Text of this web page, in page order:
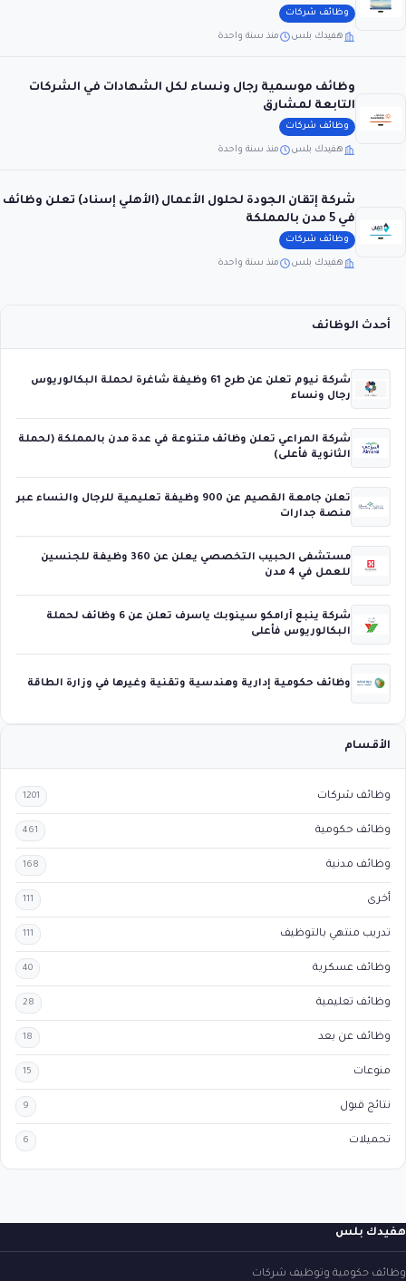
وظائف شركات
هفيدك بلس منذ سنة واحدة
وظائف موسمية رجال ونساء لكل الشهادات في الشركات
التابعة لمشارق
وظائف شركات
هفيدك بلس منذ سنة واحدة
شركة إتقان الجودة لحلول الأعمال (الأهلي إسناد) تعلن وظائف
في 5 مدن بالمملكة
وظائف شركات
هفيدك بلس منذ سنة واحدة
أحدث الوظائف
شركة نيوم تعلن عن طرح 61 وظيفة شاغرة لحملة البكالوريوس
رجال ونساء
شركة المراعي تعلن وظائف متنوعة في عدة مدن بالمملكة (لحملة
الثانوية فأعلى)
تعلن جامعة القصيم عن 900 وظيفة تعليمية للرجال والنساء عبر
منصة جدارات
مستشفى الحبيب التخصصي يعلن عن 360 وظيفة للجنسين
للعمل في 4 مدن
شركة ينبع أرامكو سينوبك ياسرف تعلن عن 6 وظائف لحملة
البكالوريوس فأعلى
وظائف حكومية إدارية وهندسية وتقنية وغيرها في وزارة الطاقة
الأقسام
وظائف شركات 1201
وظائف حكومية 461
وظائف مدنية 168
أخرى 111
تدريب منتهي بالتوظيف 111
وظائف عسكرية 40
وظائف تعليمية 28
وظائف عن بعد 18
منوعات 15
نتائج قبول 9
تحميلات 6
هفيدك بلس
وظائف حكومية وتوظيف شركات